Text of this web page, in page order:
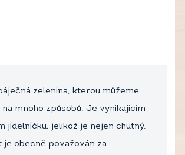
zelenina, kterou můžeme
mnoho způsobů. Je vynikajícím
jídelníčku, jelikož je nejen chutný.
je obecně považován za